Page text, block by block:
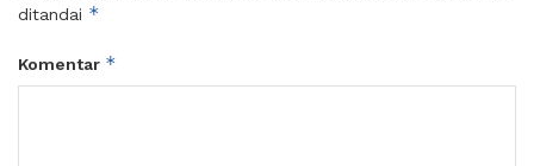
ditandai *
Komentar *